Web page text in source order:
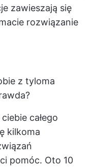
zawieszają się
rozwiązanie
z tyloma
całego
kilkoma
pomóc. Oto 10